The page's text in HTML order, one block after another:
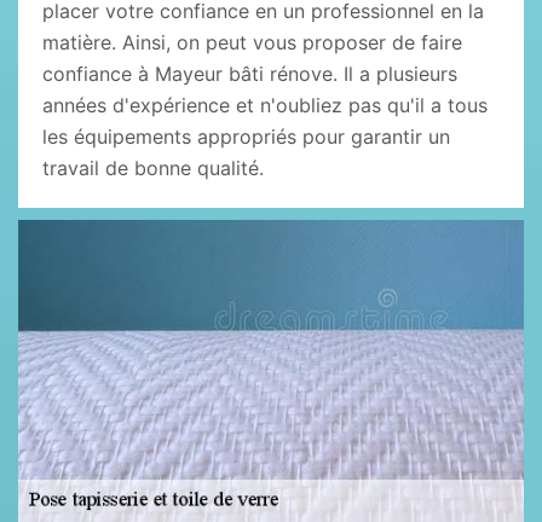
placer votre confiance en un professionnel en la
matière. Ainsi, on peut vous proposer de faire
confiance à Mayeur bâti rénove. Il a plusieurs
années d'expérience et n'oubliez pas qu'il a tous
les équipements appropriés pour garantir un
travail de bonne qualité.